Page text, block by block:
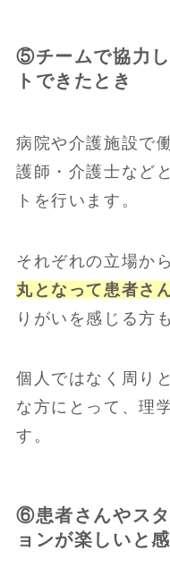
⑤チームで協力
トできたとき
病院や介護施設で
護師・介護士など
トを行います。
それぞれの立場か
丸となって患者さ
りがいを感じる方
個人ではなく周り
な方にとって、理
す。
⑥患者さんやス
ョンが楽しいと